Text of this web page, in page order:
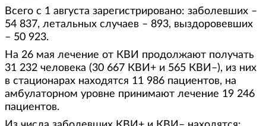
Всего с 1 августа зарегистрировано: заболевших –
54 837, летальных случаев – 893, выздоровевших
– 50 923.
На 26 мая лечение от КВИ продолжают получать
31 232 человека (30 667 КВИ+ и 565 КВИ–), из них
в стационарах находятся 11 986 пациентов, на
амбулаторном уровне принимают лечение 19 246
пациентов.